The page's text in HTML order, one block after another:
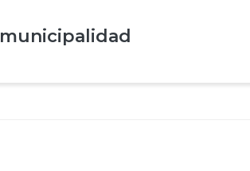
municipalidad